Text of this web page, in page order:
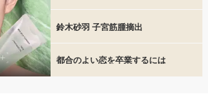
鈴木砂羽 子宮筋腫摘出
都合のよい恋を卒業するには